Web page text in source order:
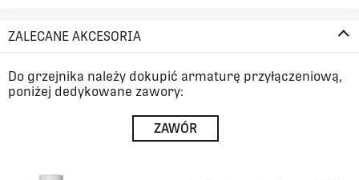
ZALECANE AKCESORIA
Do grzejnika należy dokupić armaturę przyłączeniową,
poniżej dedykowane zawory:
ZAWÓR